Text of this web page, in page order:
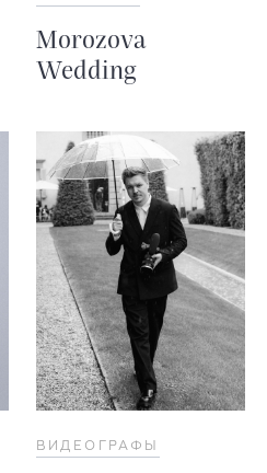
Morozova
Wedding
ВИДЕОГРАФЫ